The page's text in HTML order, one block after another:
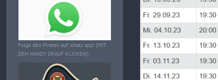
Folge den Piraten auf whats app! (MIT
DEM HANDY DRAUF KLICKEN!)